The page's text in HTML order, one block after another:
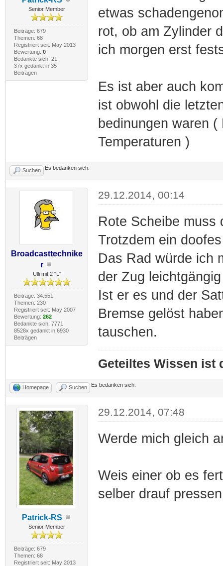
Senior Member
Beiträge: 679
Themen: 68
Registriert seit: May 2013
Bewertung: 0
Bedankte sich: 21
37x gedankt in 35
Beiträgen
etwas
rot, ob am Zylinder
ich morgen erst
Es ist aber auch
ist obwohl die
bedinungen waren
Temperaturen )
Suchen Es bedanken sich:
Broadcasttechnike
r
Ulli mit 2 "L"
Beiträge: 34.551
Themen: 230
Registriert seit: May 2007
Bewertung: 262
Bedankte sich: 7771
8528x gedankt in 6930
Beiträgen
29.12.2014, 00:14
Rote Scheibe muss
Trotzdem ein
Das Rad würde ich
der Zug
Ist er es und der
Bremse gelöst
tauschen.
Geteiltes Wissen ist
Homepage Suchen Es bedanken sich:
Patrick-RS
Senior Member
Beiträge: 679
Themen: 68
Registriert seit: May 2013
29.12.2014, 07:48
Werde mich gleich
Weis einer ob es
selber drauf